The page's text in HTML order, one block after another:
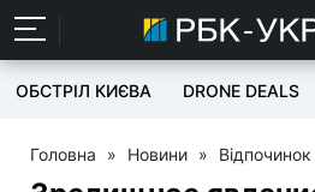
ОБСТРІЛ КИЄВА DRONE DEALS
Головна » Новини » Відпочинок